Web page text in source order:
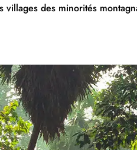
villages des minorités